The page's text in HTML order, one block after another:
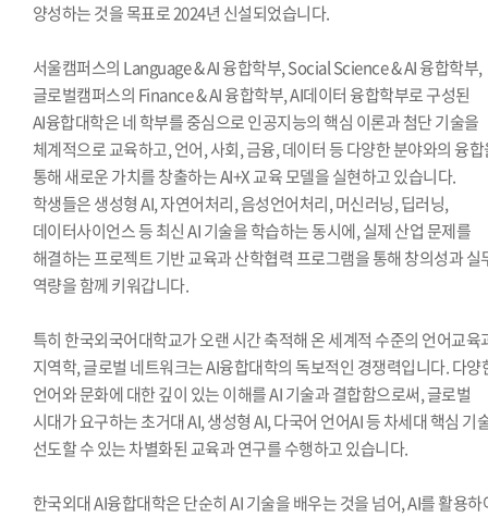
양성하는 것을 목표로 2024년 신설되었습니다.
서울캠퍼스의 Language & AI 융합학부, Social Science & AI 융합학부,
글로벌캠퍼스의 Finance & AI 융합학부, AI데이터 융합학부로 구성된
AI융합대학은 네 학부를 중심으로 인공지능의 핵심 이론과 첨단 기술을
체계적으로 교육하고, 언어, 사회, 금융, 데이터 등 다양한 분야와의 융
통해 새로운 가치를 창출하는 AI+X 교육 모델을 실현하고 있습니다.
학생들은 생성형 AI, 자연어처리, 음성언어처리, 머신러닝, 딥러닝,
데이터사이언스 등 최신 AI 기술을 학습하는 동시에, 실제 산업 문제를
해결하는 프로젝트 기반 교육과 산학협력 프로그램을 통해 창의성과 실
역량을 함께 키워갑니다.
특히 한국외국어대학교가 오랜 시간 축적해 온 세계적 수준의 언어교육
지역학, 글로벌 네트워크는 AI융합대학의 독보적인 경쟁력입니다. 다양
언어와 문화에 대한 깊이 있는 이해를 AI 기술과 결합함으로써, 글로벌
시대가 요구하는 초거대 AI, 생성형 AI, 다국어 언어AI 등 차세대 핵심 기
선도할 수 있는 차별화된 교육과 연구를 수행하고 있습니다.
한국외대 AI융합대학은 단순히 AI 기술을 배우는 것을 넘어, AI를 활용하